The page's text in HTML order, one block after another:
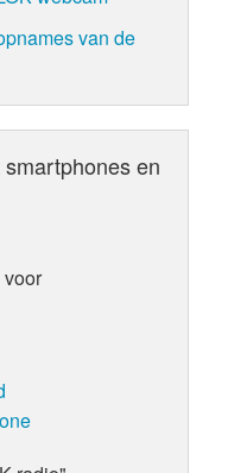
van de
en
voor